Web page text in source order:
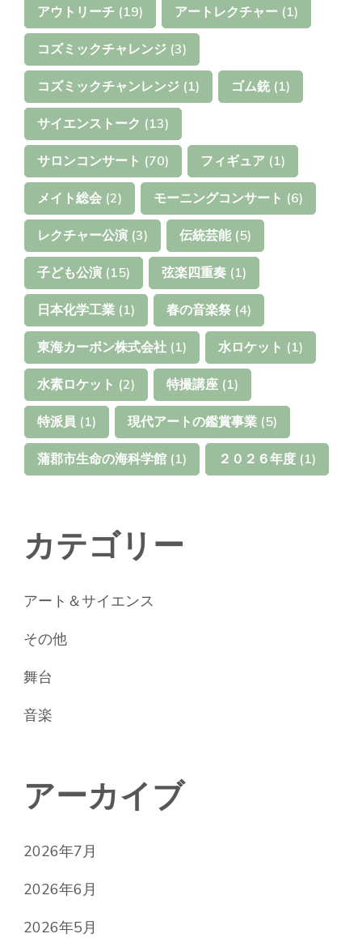
アウトリーチ (19) アートレクチャー (1)
コズミックチャレンジ (3)
コズミックチャンレンジ (1) ゴム銃(1)
サイエンストーク (13)
サロンコンサート (70) フィギュア (1)
メイト総会 (2) モーニングコンサート (6)
レクチャー公演 (3) 伝統芸能 (5)
子ども公演 (15) 弦楽四重奏 (1)
日本化学工業 (1) 春の音楽祭 (4)
東海カーボン株式会社 (1) 水ロケット (1)
水素ロケット (2) 特撮講座 (1)
特派員 (1) 現代アートの鑑賞事業 (5)
蒲郡市生命の海科学館 (1) ２０２６年度 (1)
カテゴリー
アート＆サイエンス
その他
舞台
音楽
アーカイブ
2026年7月
2026年6月
2026年5月